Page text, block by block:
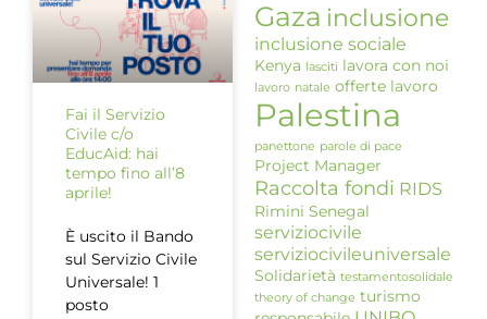
Fai il Servizio
Civile c/o
EducAid: hai
tempo fino all’8
aprile!
È uscito il Bando
sul Servizio Civile
Universale! 1
posto
Gaza inclusione
inclusione sociale
Kenya lasciti lavora con noi
lavoro natale offerte lavoro
Palestina
panettone parole di pace
Project Manager
Raccolta fondi RIDS
Rimini Senegal
serviziocivile
serviziocivileuniversale
Solidarietà testamentosolidale
theory of change turismo